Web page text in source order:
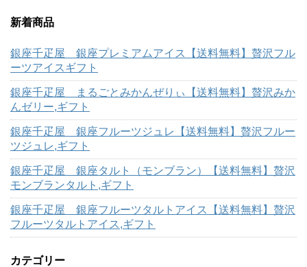
新着商品
銀座千疋屋 銀座プレミアムアイス【送料無料】贅沢フル
ーツアイスギフト
銀座千疋屋 まるごとみかんぜりぃ【送料無料】贅沢みか
んゼリー,ギフト
銀座千疋屋 銀座フルーツジュレ【送料無料】贅沢フルー
ツジュレ,ギフト
銀座千疋屋 銀座タルト（モンブラン）【送料無料】贅沢
モンブランタルト,ギフト
銀座千疋屋 銀座フルーツタルトアイス【送料無料】贅沢
フルーツタルトアイス,ギフト
カテゴリー